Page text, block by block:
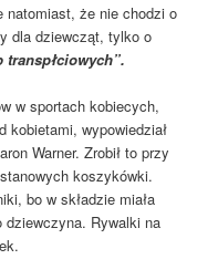
natomiast, że nie chodzi o
dla dziewcząt, tylko o
w sportach kobiecych,
kobietami, wypowiedział
Warner. Zrobił to przy
koszykówki.
bo w składzie miała
dziewczyna. Rywalki na